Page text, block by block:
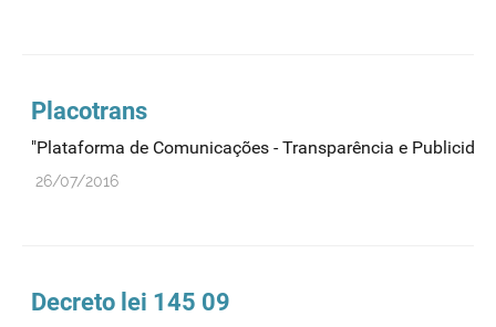
Placotrans
"Plataforma de Comunicações - Transparência e
26/07/2016
Decreto lei 145 09